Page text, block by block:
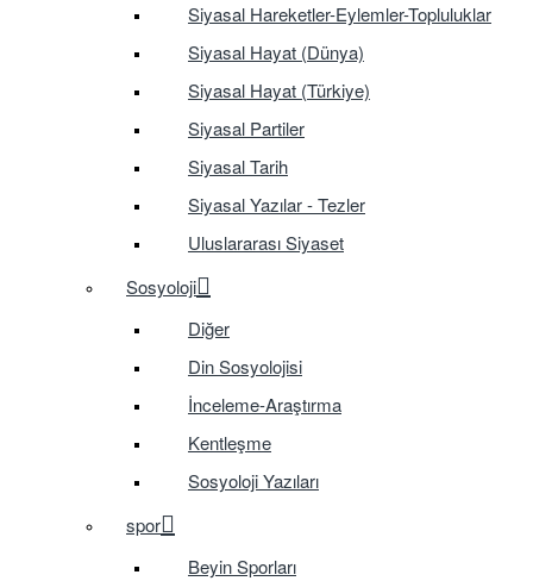
Siyasal Hareketler-Eylemler-Topluluklar
Siyasal Hayat (Dünya)
Siyasal Hayat (Türkiye)
Siyasal Partiler
Siyasal Tarih
Siyasal Yazılar - Tezler
Uluslararası Siyaset
Sosyoloji
Diğer
Din Sosyolojisi
İnceleme-Araştırma
Kentleşme
Sosyoloji Yazıları
spor
Beyin Sporları